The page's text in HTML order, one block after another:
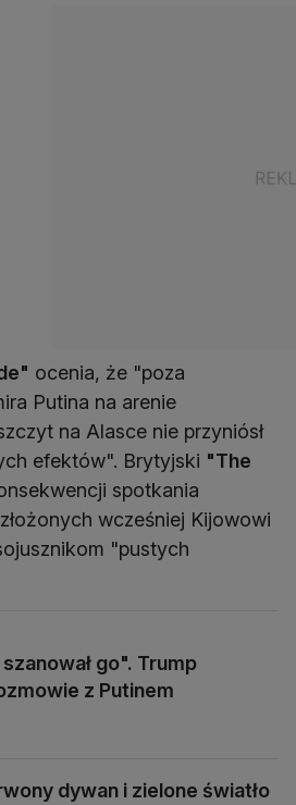
ocenia, że "poza
Putina na arenie
na Alasce nie przyniósł
efektów". Brytyjski "The
spotkania
wcześniej Kijowowi
"pustych
go". Trump
z Putinem
dywan i zielone światło